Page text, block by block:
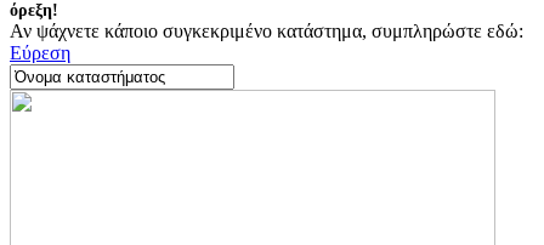
όρεξη!
Αν ψάχνετε κάποιο συγκεκριμένο κατάστημα, συμπληρώστε εδώ:
Εύρεση